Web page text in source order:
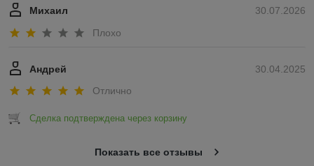
30.07.2026
Михаил
Плохо
30.04.2025
Андрей
Отлично
Сделка подтверждена через корзину
Показать все отзывы